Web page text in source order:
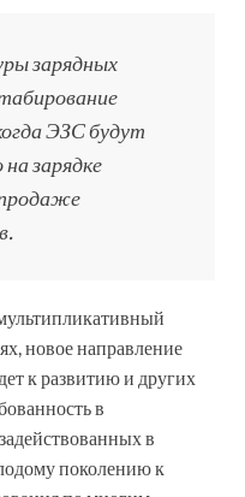
зарядных
ЭЗС будут
зарядке
новое направление
к развитию и других
в
в
поколению к